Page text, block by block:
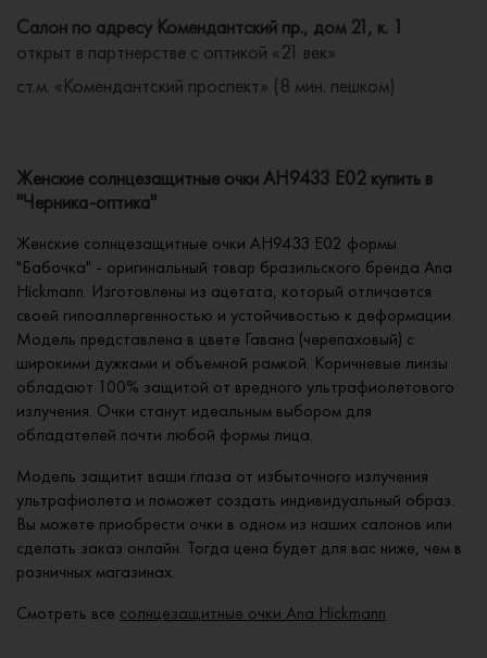
Салон по адресу Комендантский пр., дом 21, к. 1
открыт в партнерстве с оптикой «21 век»
ст.м. «Комендантский проспект» (8 мин. пешком)
Женские солнцезащитные очки AH9433 E02 купить в
"Черника-оптика"
Женские солнцезащитные очки AH9433 E02 формы
"Бабочка" - оригинальный товар бразильского бренда Ana
Hickmann. Изготовлены из ацетата, который отличается
своей гипоаллергенностью и устойчивостью к деформации.
Модель представлена в цвете Гавана (черепаховый) с
широкими дужками и объемной рамкой. Коричневые линзы
обладают 100% защитой от вредного ультрафиолетового
излучения. Очки станут идеальным выбором для
обладателей почти любой формы лица.
Модель защитит ваши глаза от избыточного излучения
ультрафиолета и поможет создать индивидуальный образ.
Вы можете приобрести очки в одном из наших салонов или
сделать заказ онлайн. Тогда цена будет для вас ниже, чем в
розничных магазинах.
Смотреть все солнцезащитные очки Ana Hickmann